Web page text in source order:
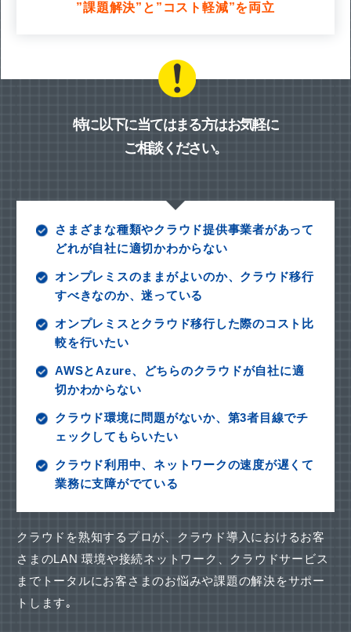
”課題解決”と”コスト軽減”を両立
特に以下に当てはまる方はお気軽に
ご相談ください。
さまざまな種類やクラウド提供事業者があって
どれが自社に適切かわからない
オンプレミスのままがよいのか、クラウド移行
すべきなのか、迷っている
オンプレミスとクラウド移行した際のコスト比
較を行いたい
AWSとAzure、どちらのクラウドが自社に適
切かわからない
クラウド環境に問題がないか、第3者目線でチ
ェックしてもらいたい
クラウド利用中、ネットワークの速度が遅くて
業務に支障がでている
クラウドを熟知するプロが、クラウド導入におけるお客
さまのLAN 環境や接続ネットワーク、
クラウドサービス
までトータルにお客さまのお悩みや課題の解決をサポー
トします｡